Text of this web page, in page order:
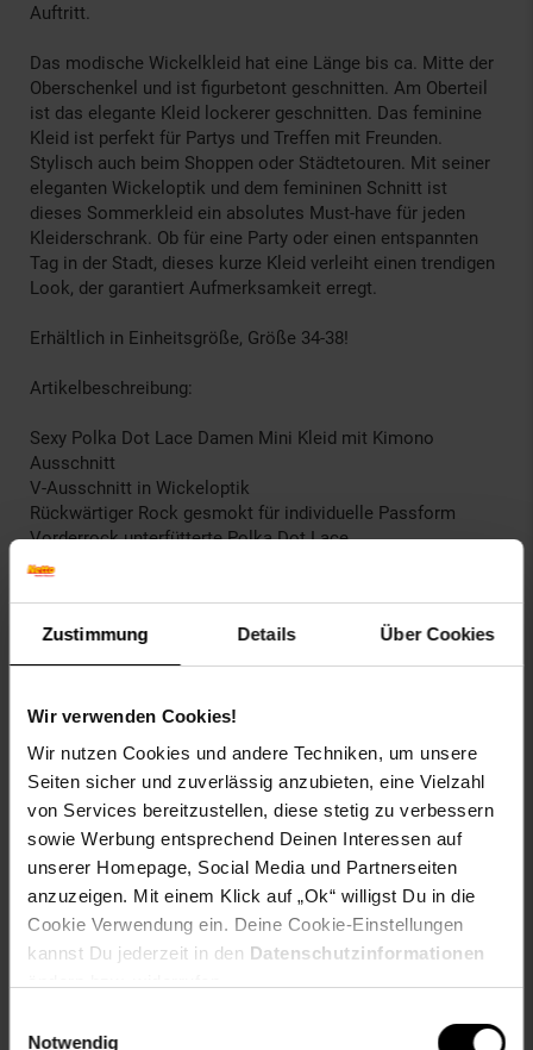
Zustimmung Details Über Cookies
Wir verwenden Cookies!
Wir nutzen Cookies und andere Techniken, um unsere
Seiten sicher und zuverlässig anzubieten, eine Vielzahl
von Services bereitzustellen, diese stetig zu verbessern
sowie Werbung entsprechend Deinen Interessen auf
unserer Homepage, Social Media und Partnerseiten
anzuzeigen. Mit einem Klick auf „Ok“ willigst Du in die
Cookie Verwendung ein. Deine Cookie-Einstellungen
kannst Du jederzeit in den Datenschutzinformationen
Notwendig
Auftritt.
Das modische Wickelkleid hat eine Länge bis ca. Mitte der
Oberschenkel und ist figurbetont geschnitten. Am Oberteil
ist das elegante Kleid lockerer geschnitten. Das feminine
Kleid ist perfekt für Partys und Treffen mit Freunden.
Stylisch auch beim Shoppen oder Städtetouren. Mit seiner
eleganten Wickeloptik und dem femininen Schnitt ist
dieses Sommerkleid ein absolutes Must-have für jeden
Kleiderschrank. Ob für eine Party oder einen entspannten
Tag in der Stadt, dieses kurze Kleid verleiht einen trendigen
Look, der garantiert Aufmerksamkeit erregt.
Erhältlich in Einheitsgröße, Größe 34-38!
Artikelbeschreibung:
Sexy Polka Dot Lace Damen Mini Kleid mit Kimono
Ausschnitt
V-Ausschnitt in Wickeloptik
Rückwärtiger Rock gesmokt für individuelle Passform
Vorderrock unterfütterte Polka Dot Lace
Schnürung am Vorderrock mit Bändchen
Länge bis ca. Mitte der Oberschenkel
Eng geschnittener Rock
Obermaterial: 100% Polyester Futter : 95% Viskose 5%
Grundpreis: nein
Länge: Midi
Pflegehinweis: Maschinenwaschbar bei 30°C
energieeffizienzklasse: nein
fabric type: Webstoff
fit: Regular Fit
material: 100% Polyester
weee_pflicht: nein